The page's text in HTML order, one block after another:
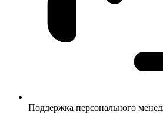
Поддержка персонального